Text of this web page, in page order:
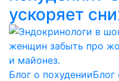
ускоряет
Блог о похуденииБлог